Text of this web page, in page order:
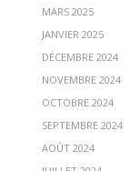
MARS 2025
JANVIER 2025
DÉCEMBRE 2024
NOVEMBRE 2024
OCTOBRE 2024
SEPTEMBRE 2024
AOÛT 2024